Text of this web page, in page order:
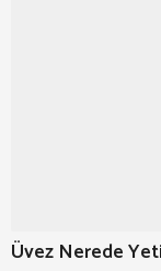
Üvez Nerede